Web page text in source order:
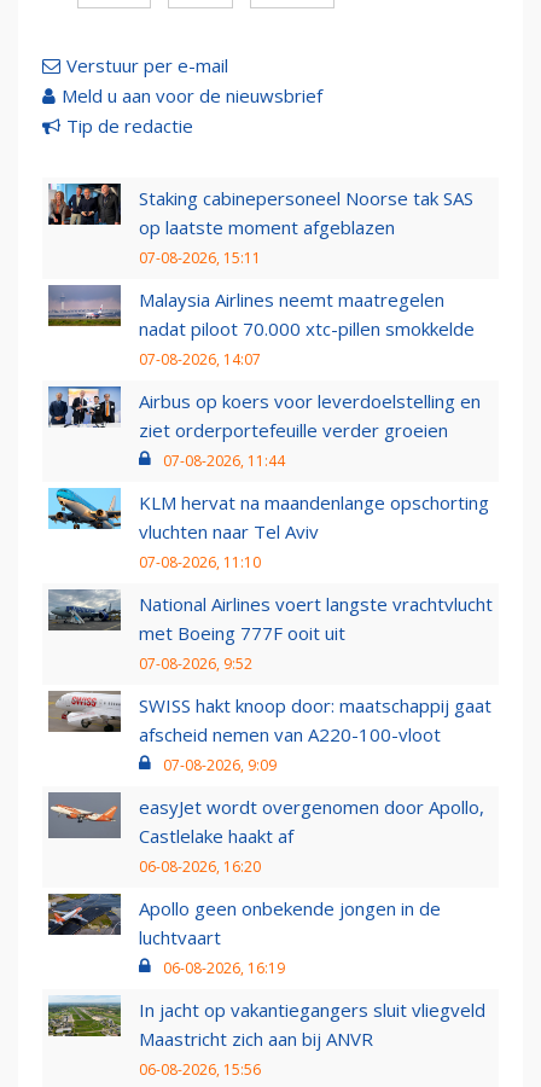
Verstuur per e-mail
Meld u aan voor de nieuwsbrief
Tip de redactie
Staking cabinepersoneel Noorse tak SAS
op laatste moment afgeblazen
07-08-2026, 15:11
Malaysia Airlines neemt maatregelen
nadat piloot 70.000 xtc-pillen smokkelde
07-08-2026, 14:07
Airbus op koers voor leverdoelstelling en
ziet orderportefeuille verder groeien
07-08-2026, 11:44
KLM hervat na maandenlange opschorting
vluchten naar Tel Aviv
07-08-2026, 11:10
National Airlines voert langste vrachtvlucht
met Boeing 777F ooit uit
07-08-2026, 9:52
SWISS hakt knoop door: maatschappij gaat
afscheid nemen van A220-100-vloot
07-08-2026, 9:09
easyJet wordt overgenomen door Apollo,
Castlelake haakt af
06-08-2026, 16:20
Apollo geen onbekende jongen in de
luchtvaart
06-08-2026, 16:19
In jacht op vakantiegangers sluit vliegveld
Maastricht zich aan bij ANVR
06-08-2026, 15:56